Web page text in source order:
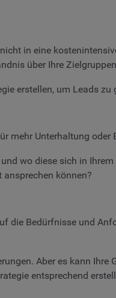
in eine
über Ihre
erstellen, um Leads zu
mehr Unterhaltung oder
wo diese sich in
können?
die Bedürfnisse und
Aber es kann Ihre
entsprechend